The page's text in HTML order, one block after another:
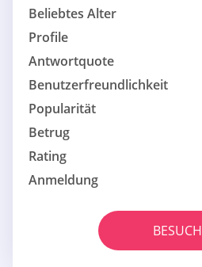
Beliebtes Alter
Profile
Antwortquote
Benutzerfreundlichkeit
Popularität
Betrug
Rating
Anmeldung
BESUCH